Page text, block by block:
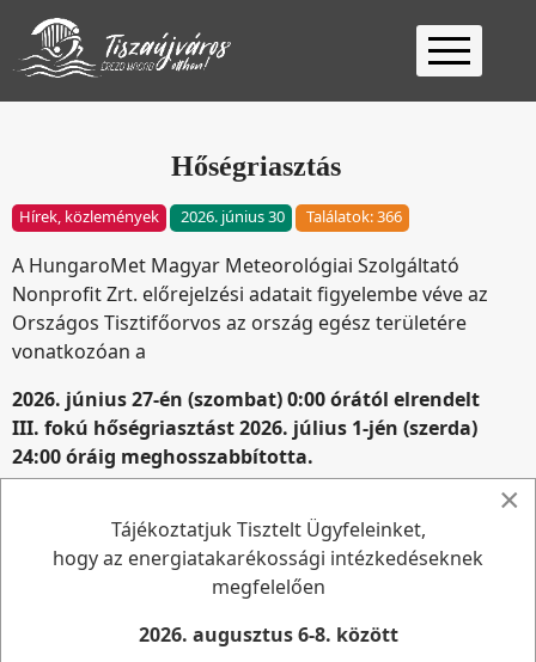
Kezdőlap
Ügyintézés
2026 Fontos
Elérhetőség
Hőségriasztás
Hírek, közlemények 2026. június 30 Találatok: 366
A HungaroMet Magyar Meteorológiai Szolgáltató
Nonprofit Zrt. előrejelzési adatait figyelembe véve az
Országos Tisztifőorvos az ország egész területére
vonatkozóan a
2026. június 27-én (szombat) 0:00 órától elrendelt
III. fokú hőségriasztást 2026. július 1-jén (szerda)
24:00 óráig meghosszabbította.
újabb tájékoztatás kerül kiadásra. Ennek hiányában a
riasztás2026. július 1-jén (szerda) 24:00 órakor
automatikusan érvényét veszti.
légkondicionált helyiségek, valamint a köz- és
×
Tájékoztatjuk Tisztelt Ügyfeleinket,
hogy az energiatakarékossági intézkedéseknek
megfelelően
2026. augusztus 6-8. között